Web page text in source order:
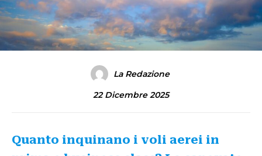
La Redazione
22 Dicembre 2025
Quanto inquinano i voli aerei in